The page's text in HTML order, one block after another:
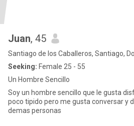
Juan, 45
Santiago de los Caballeros, Santiago,
Seeking: Female 25 - 55
Un Hombre Sencillo
Soy un hombre sencillo que le gusta
poco tipido pero me gusta conversar y
demas personas